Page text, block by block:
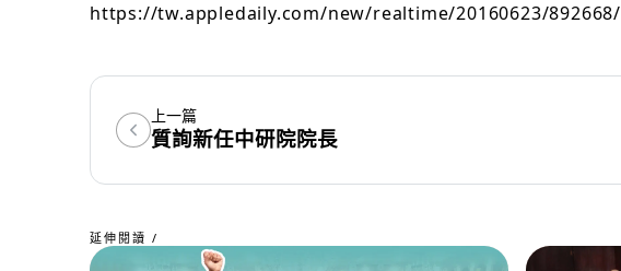
https://tw.appledaily.com/new/realtime/20160623/892668/
上一篇
質詢新任中研院院長
延伸閱讀 /